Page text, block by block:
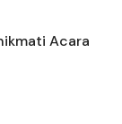
Acara